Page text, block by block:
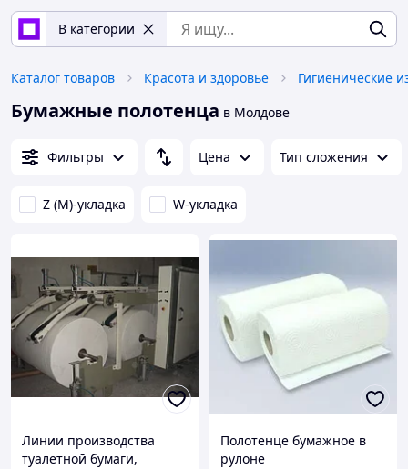
В категории
Каталог товаров Красота и здоровье Гигиенические
Бумажные полотенца в Молдове
Фильтры Цена Тип сложения
Z (M)-укладка W-укладка
Линии производства
туалетной бумаги,
Полотенце бумажное в
рулоне